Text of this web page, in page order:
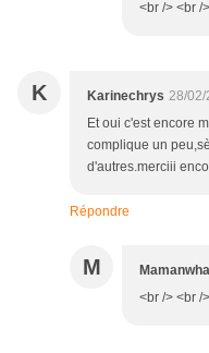
<br /> <br /
K Karinechrys 28/02/
Et oui c'est encore
complique un
d'autres.merciii
Répondre
M
<br /> <br /